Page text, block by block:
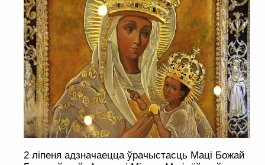
2 ліпеня адзначаецца ўрачыстасць Маці Божай